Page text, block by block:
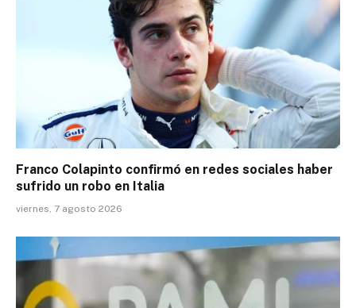
Franco Colapinto confirmó en redes sociales haber
sufrido un robo en Italia
viernes, 7 agosto 2026